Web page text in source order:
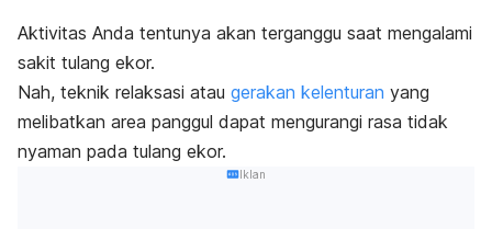
Aktivitas Anda tentunya akan terganggu saat mengalami
sakit tulang ekor.
Nah, teknik relaksasi atau gerakan kelenturan yang
melibatkan area panggul dapat mengurangi rasa tidak
nyaman pada tulang ekor.
Iklan